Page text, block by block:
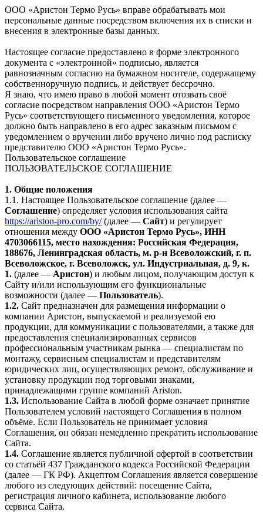
ООО «Аристон Термо Русь» вправе обрабатывать мои
персональные данные посредством включения их в списки и
внесения в электронные базы данных.
Настоящее согласие предоставлено в форме электронного
документа с «электронной» подписью, является
равнозначным согласию на бумажном носителе, содержащему
собственноручную подпись, и действует бессрочно.
Я знаю, что имею право в любой момент отозвать своё
согласие посредством направления ООО «Аристон Термо
Русь» соответствующего письменного уведомления, которое
должно быть направлено в его адрес заказным письмом с
уведомлением о вручении либо вручено лично под расписку
представителю ООО «Аристон Термо Русь».
Пользовательское соглашение
ПОЛЬЗОВАТЕЛЬСКОЕ СОГЛАШЕНИЕ
1. Общие положения
1.1. Настоящее Пользовательское соглашение (далее —
Соглашение) определяет условия использования сайта
https://ariston-pro.com/by/(далее — Сайт) и регулирует
отношения между ООО «Аристон Термо Русь», ИНН
4703066115, место нахождения: Российская Федерация,
188676, Ленинградская область, м. р-н Всеволожский, г. п.
Всеволожское, г. Всеволожск, ул. Индустриальная, д. 9, к.
1. (далее — Аристон) и любым лицом, получающим доступ к
Сайту и/или использующим его функциональные
возможности (далее — Пользователь).
1.2. Сайт предназначен для размещения информации о
компании Аристон, выпускаемой и реализуемой ею
продукции, для коммуникации с пользователями, а также для
предоставления специализированных сервисов
профессиональным участникам рынка — специалистам по
монтажу, сервисным специалистам и представителям
юридических лиц, осуществляющих ремонт, обслуживание и
установку продукции под торговыми знаками,
принадлежащими группе компаний Ariston.
1.3. Использование Сайта в любой форме означает принятие
Пользователем условий настоящего Соглашения в полном
объёме. Если Пользователь не принимает условия
Соглашения, он обязан немедленно прекратить использование
Сайта.
1.4. Соглашение является публичной офертой в соответствии
со статьёй 437 Гражданского кодекса Российской Федерации
(далее — ГК РФ). Акцептом Соглашения является совершение
любого из следующих действий: посещение Сайта,
регистрация личного кабинета, использование любого
сервиса Сайта.